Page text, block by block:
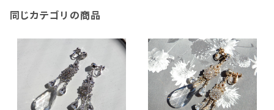
同じカテゴリの商品